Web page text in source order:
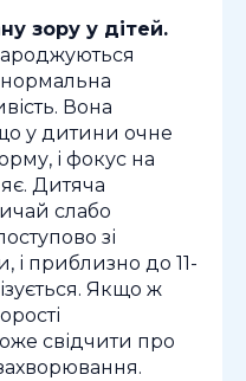
зору у дітей.
Вона
у дитини очне
і фокус на
Дитяча
слабо
зі
і приблизно до 11-
Якщо ж
свідчити про